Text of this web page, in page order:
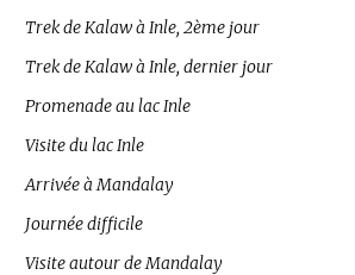
Trek de Kalaw à Inle, 2ème jour
Trek de Kalaw à Inle, dernier jour
Promenade au lac Inle
Visite du lac Inle
Arrivée à Mandalay
Journée difficile
Visite autour de Mandalay